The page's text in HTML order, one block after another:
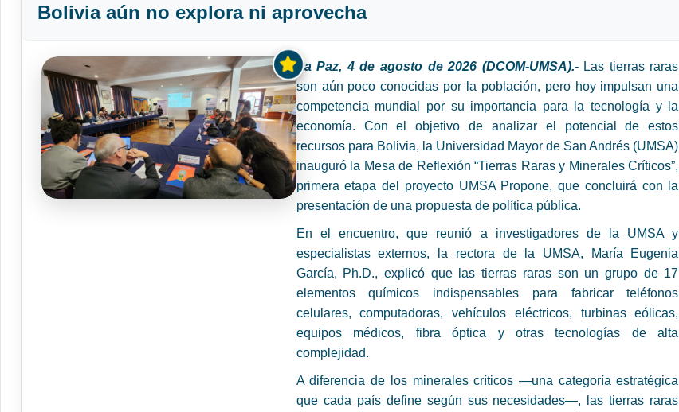
Bolivia aún no explora ni aprovecha
La Paz, 4 de agosto de 2026 (DCOM-UMSA).-Las tierras raras
son aún poco conocidas por la población, pero hoy impulsan una
competencia mundial por su importancia para la tecnología y la
economía. Con el objetivo de analizar el potencial de estos
recursos para Bolivia, la Universidad Mayor de San Andrés (UMSA)
inauguró la Mesa de Reflexión “Tierras Raras y Minerales Críticos”,
primera etapa del proyecto UMSA Propone, que concluirá con la
presentación de una propuesta de política pública.
En el encuentro, que reunió a investigadores de la UMSA y
especialistas externos, la rectora de la UMSA, María Eugenia
García, Ph.D., explicó que las tierras raras son un grupo de 17
elementos químicos indispensables para fabricar teléfonos
celulares, computadoras, vehículos eléctricos, turbinas eólicas,
equipos médicos, fibra óptica y otras tecnologías de alta
complejidad.
A diferencia de los minerales críticos —una categoría estratégica
que cada país define según sus necesidades—, las tierras raras